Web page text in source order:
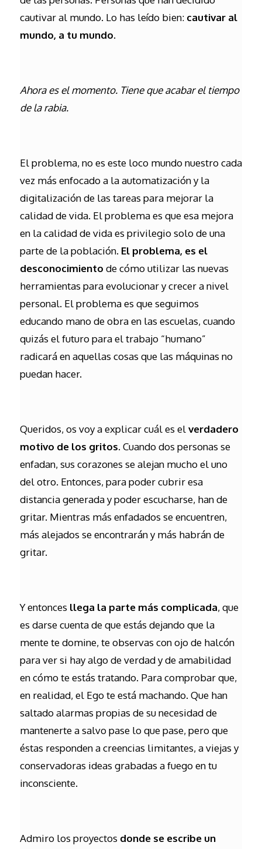
cautivar al mundo. Lo has leído bien: cautivar al
mundo, a tu mundo.
Ahora es el momento. Tiene que acabar el tiempo
de la rabia.
El problema, no es este loco mundo nuestro cada
vez más enfocado a la automatización y la
digitalización de las tareas para mejorar la
calidad de vida. El problema es que esa mejora
en la calidad de vida es privilegio solo de una
parte de la población. El problema, es el
desconocimiento de cómo utilizar las nuevas
herramientas para evolucionar y crecer a nivel
personal. El problema es que seguimos
educando mano de obra en las escuelas, cuando
quizás el futuro para el trabajo “humano”
radicará en aquellas cosas que las máquinas no
puedan hacer.
Queridos, os voy a explicar cuál es elverdadero
motivo de los gritos. Cuando dos personas se
enfadan, sus corazones se alejan mucho el uno
del otro. Entonces, para poder cubrir esa
distancia generada y poder escucharse, han de
gritar. Mientras más enfadados se encuentren,
más alejados se encontrarán y más habrán de
gritar.
Y entonces llega la parte más complicada, que
es darse cuenta de que estás dejando que la
mente te domine, te observas con ojo de halcón
para ver si hay algo de verdad y de amabilidad
en cómo te estás tratando. Para comprobar que,
en realidad, el Ego te está machando. Que han
saltado alarmas propias de su necesidad de
mantenerte a salvo pase lo que pase, pero que
éstas responden a creencias limitantes, a viejas y
conservadoras ideas grabadas a fuego en tu
inconsciente.
Admiro los proyectos donde se escribe un